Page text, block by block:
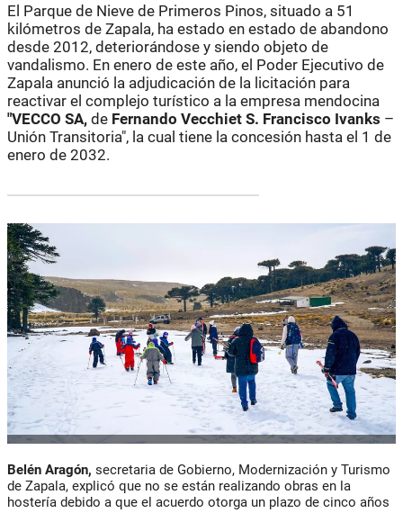
El Parque de Nieve de Primeros Pinos, situado a 51
kilómetros de Zapala, ha estado en estado de abandono
desde 2012, deteriorándose y siendo objeto de
vandalismo. En enero de este año, el Poder Ejecutivo de
Zapala anunció la adjudicación de la licitación para
reactivar el complejo turístico a la empresa mendocina
"VECCO SA, de Fernando Vecchiet S. Francisco Ivanks –
Unión Transitoria", la cual tiene la concesión hasta el 1 de
enero de 2032.
Belén Aragón, secretaria de Gobierno, Modernización y Turismo
de Zapala, explicó que no se están realizando obras en la
hostería debido a que el acuerdo otorga un plazo de cinco años